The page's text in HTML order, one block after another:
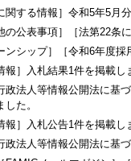
関する情報］令和5年5月
の公表事項］［法第22条
ンシップ］［令和6年度
報］入札結果1件を掲載し
政法人等情報公開法に基
た。
報］入札公告1件を掲載し
政法人等情報公開法に基